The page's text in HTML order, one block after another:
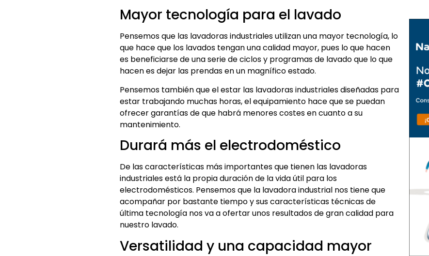
Mayor tecnología para el lavado
Pensemos que las lavadoras industriales utilizan una mayor tecnología, lo
que hace que los lavados tengan una calidad mayor, pues lo que hacen
es beneficiarse de una serie de ciclos y programas de lavado que lo que
hacen es dejar las prendas en un magnífico estado.
Pensemos también que el estar las lavadoras industriales diseñadas para
estar trabajando muchas horas, el equipamiento hace que se puedan
ofrecer garantías de que habrá menores costes en cuanto a su
mantenimiento.
Durará más el electrodoméstico
De las características más importantes que tienen las lavadoras
industriales está la propia duración de la vida útil para los
electrodomésticos. Pensemos que la lavadora industrial nos tiene que
acompañar por bastante tiempo y sus características técnicas de
última tecnología nos va a ofertar unos resultados de gran calidad para
nuestro lavado.
Versatilidad y una capacidad mayor